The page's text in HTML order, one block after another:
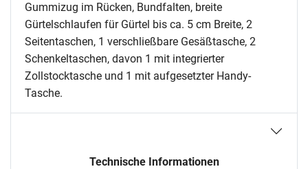
Gummizug im Rücken, Bundfalten, breite
Gürtelschlaufen für Gürtel bis ca. 5 cm Breite, 2
Seitentaschen, 1 verschließbare Gesäßtasche, 2
Schenkeltaschen, davon 1 mit integrierter
Zollstocktasche und 1 mit aufgesetzter Handy-
Tasche.
Technische Informationen